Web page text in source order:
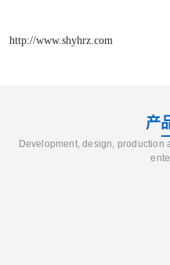
http://www.shyhrz.com
产
Development, design, production